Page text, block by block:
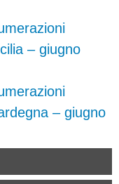
– giugno
– giugno